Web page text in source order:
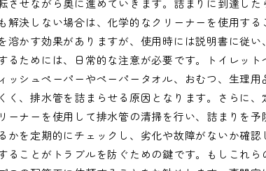
させながら奥に進めていきます。詰まりに到達し
解決しない場合は、化学的なクリーナーを使用す
溶かす効果がありますが、使用時には説明書に従
るためには、日常的な注意が必要です。トイレッ
ッシュペーパーやペーパータオル、おむつ、生理
く、排水管を詰まらせる原因となります。さらに
ーナーを使用して排水管の清掃を行い、詰まりを
かを定期的にチェックし、劣化や故障がないか確認
ることがトラブルを防ぐための鍵です。もしこれ